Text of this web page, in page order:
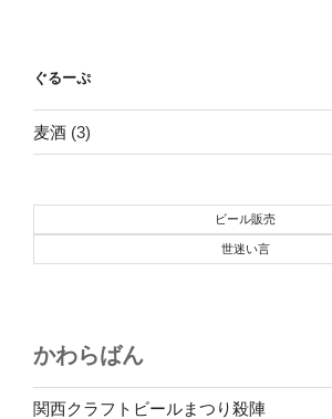
ー
シ
ョ
ぐるーぷ
麦酒 (3)
ビール販売
世迷い言
かわらばん
関西クラフトビールまつり殺陣